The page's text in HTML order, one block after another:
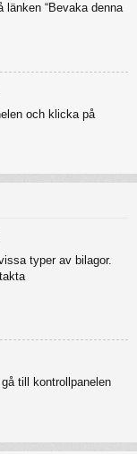
länken “Bevaka denna
och klicka på
typer av bilagor.
till kontrollpanelen